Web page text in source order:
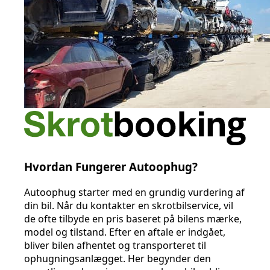
Hvordan Fungerer Autoophug?
Autoophug starter med en grundig vurdering af
din bil. Når du kontakter en skrotbilservice, vil
de ofte tilbyde en pris baseret på bilens mærke,
model og tilstand. Efter en aftale er indgået,
bliver bilen afhentet og transporteret til
ophugningsanlægget. Her begynder den